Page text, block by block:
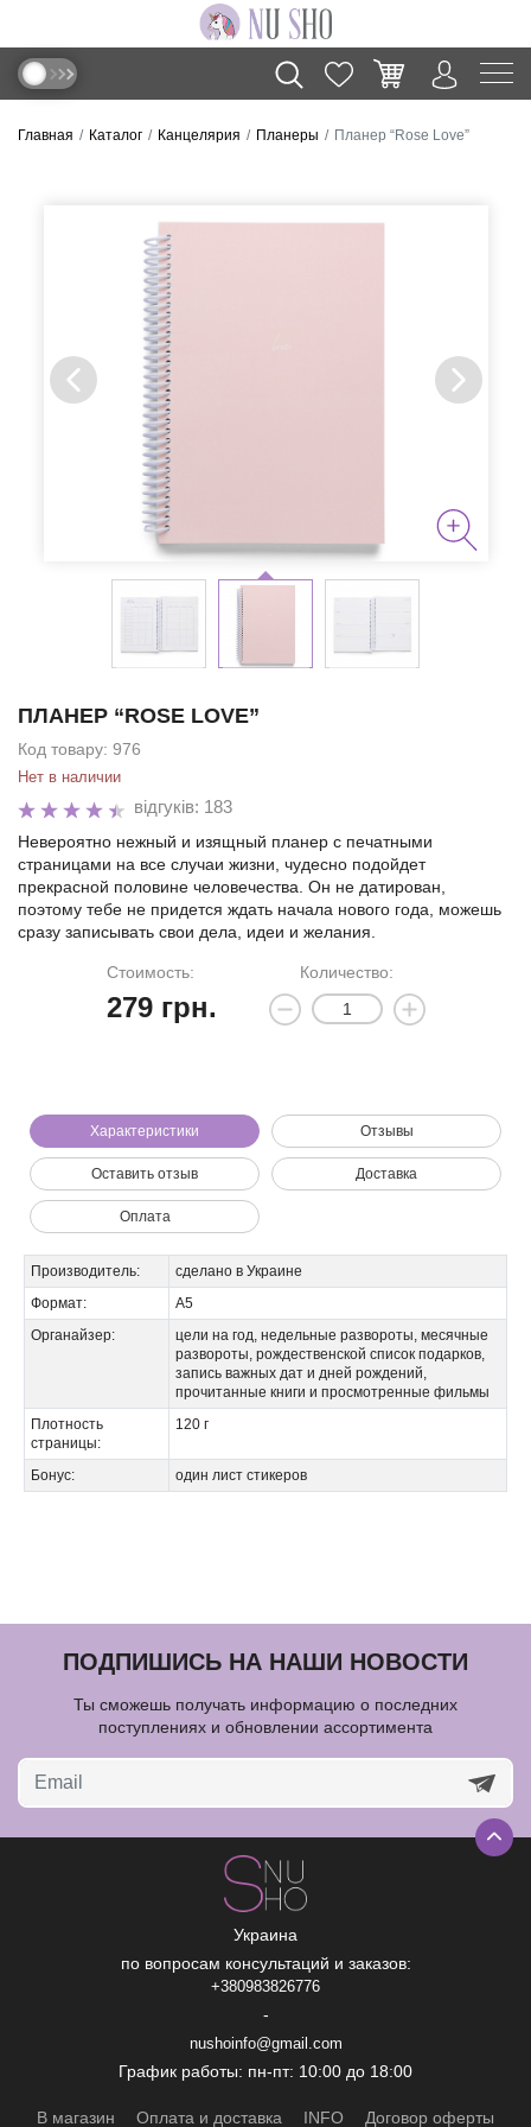
Главная Каталог Канцелярия Планеры Планер “Rose Love”
ПЛАНЕР “ROSE LOVE”
Код товару: 976
Нет в наличии
відгуків: 183
Невероятно нежный и изящный планер с печатными
страницами на все случаи жизни, чудесно подойдет
прекрасной половине человечества. Он не датирован,
поэтому тебе не придется ждать начала нового года, можешь
сразу записывать свои дела, идеи и желания.
Стоимость:
279грн.
Количество:
Характеристики Отзывы
Оставить отзыв Доставка
Оплата
Производитель:
сделано в Украине
Формат:
А5
Органайзер:
цели на год, недельные развороты, месячные
развороты, рождественской список подарков,
запись важных дат и дней рождений,
прочитанные книги и просмотренные фильмы
Плотность
страницы:
120 г
Бонус: один лист стикеров
ПОДПИШИСЬ НА НАШИ НОВОСТИ
Ты сможешь получать информацию о последних
поступлениях и обновлении ассортимента
Украина
по вопросам консультаций и заказов:
+380983826776
-
nushoinfo@gmail.com
График работы: пн-пт: 10:00 до 18:00
В магазин Оплата и доставка INFO Договор оферты